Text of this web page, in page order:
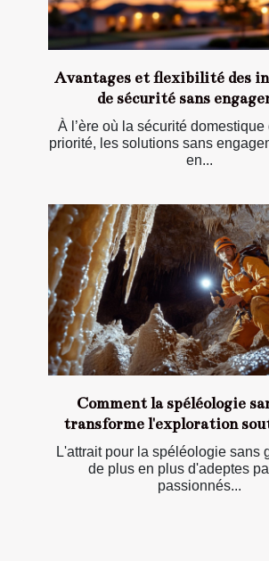
Avantages et flexibilité des
de sécurité sans
À l’ère où la sécurité
priorité, les solutions sans
en...
Comment la spéléologie
transforme l'exploration
L'attrait pour la spéléologie sans
de plus en plus d'adeptes
passionnés...